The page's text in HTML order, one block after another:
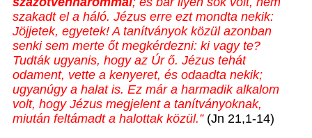
szakadt el a háló. Jézus erre ezt mondta nekik:
Jöjjetek, egyetek! A tanítványok közül azonban
senki sem merte őt megkérdezni: ki vagy te?
Tudták ugyanis, hogy az Úr ő. Jézus tehát
odament, vette a kenyeret, és odaadta nekik;
ugyanúgy a halat is. Ez már a harmadik alkalom
volt, hogy Jézus megjelent a tanítványoknak,
miután feltámadt a halottak közül.”(Jn 21,1-14)